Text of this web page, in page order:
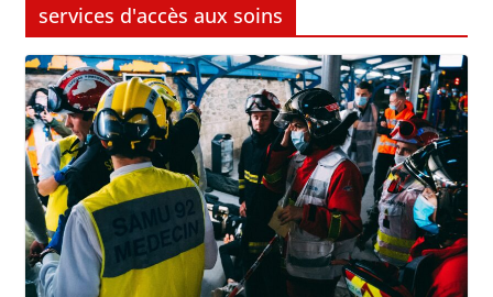
services d'accès aux soins